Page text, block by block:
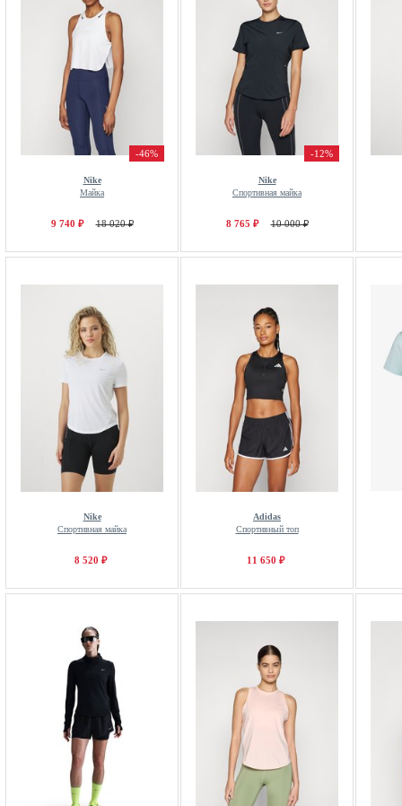
-46%
Nike
Майка
9 740 ₽ 18 020 ₽
-12%
Nike
Спортивная майка
8 765 ₽ 10 000 ₽
Nike
Спортивная майка
8 520 ₽
Adidas
Спортивный топ
11 650 ₽